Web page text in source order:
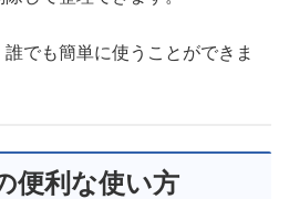
でも簡単に使うことができま
便利な使い方